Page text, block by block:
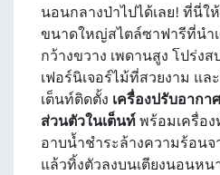
นอนกลางป่าไปได้เลย! ที่นี่ใ
ขนาดใหญ่สไตล์ซาฟารีที่นำ
กว้างขวาง เพดานสูง โปร่ง
เฟอร์นิเจอร์ไม้ที่สวยงาม แ
เต็นท์ติดตั้ง เครื่องปรับอากา
ส่วนตัวในเต็นท์ พร้อมเครื่อ
อาบน้ำชำระล้างความร้อนจ
แล้วทิ้งตัวลงบนเตียงนอนหน